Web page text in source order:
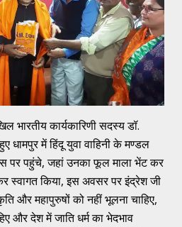
भारतीय कार्यकारिणी सदस्य डॉ.
में हिंदू युवा वाहिनी के मण्डल
पर पहुंचे, जहां उनका फूल माला भेंट कर
स्वागत किया, इस अवसर पर इंद्रेश जी
और महापुरुषों को नहीं भूलना चाहिए,
और देश में जाति धर्म का भेदभाव